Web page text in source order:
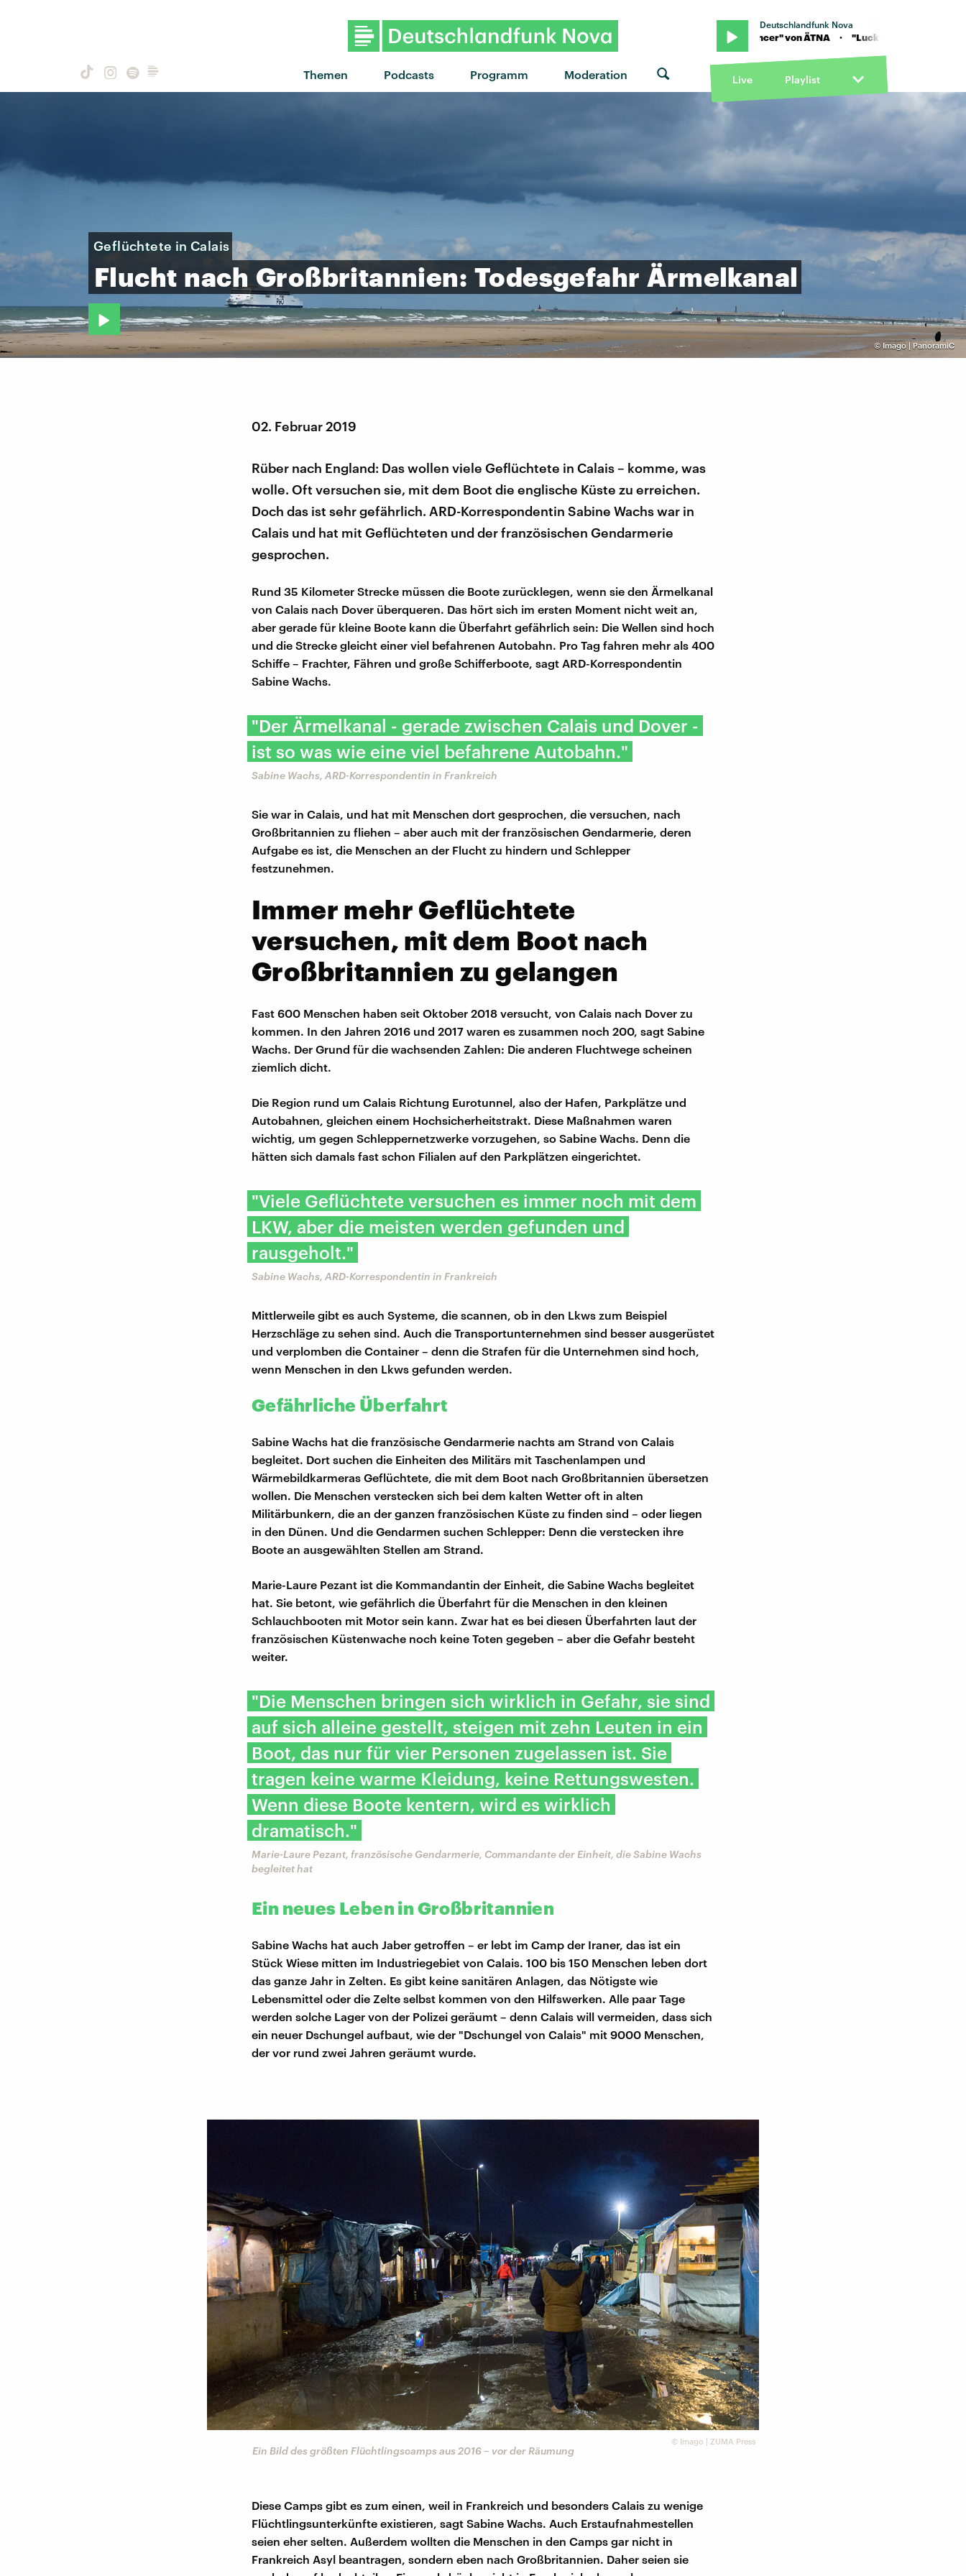
Themen Podcasts Programm Moderation
Deutschlandfunk Nova
"Lucky Dancer" von ÄTNA · "Lucky Dancer" von ÄTNA · "Lucky Dancer" von ÄTNA
Live Playlist
© Imago | PanoramiC
Geflüchtete in Calais
Flucht nach Großbritannien: Todesgefahr Ärmelkanal
02. Februar 2019
Rüber nach England: Das wollen viele Geflüchtete in Calais – komme, was
wolle. Oft versuchen sie, mit dem Boot die englische Küste zu erreichen.
Doch das ist sehr gefährlich. ARD-Korrespondentin Sabine Wachs war in
Calais und hat mit Geflüchteten und der französischen Gendarmerie
gesprochen.
Rund 35 Kilometer Strecke müssen die Boote zurücklegen, wenn sie den Ärmelkanal
von Calais nach Dover überqueren. Das hört sich im ersten Moment nicht weit an,
aber gerade für kleine Boote kann die Überfahrt gefährlich sein: Die Wellen sind hoch
und die Strecke gleicht einer viel befahrenen Autobahn. Pro Tag fahren mehr als 400
Schiffe – Frachter, Fähren und große Schifferboote, sagt ARD-Korrespondentin
Sabine Wachs.
"Der Ärmelkanal - gerade zwischen Calais und Dover -
ist so was wie eine viel befahrene Autobahn."
Sabine Wachs, ARD-Korrespondentin in Frankreich
Sie war in Calais, und hat mit Menschen dort gesprochen, die versuchen, nach
Großbritannien zu fliehen – aber auch mit der französischen Gendarmerie, deren
Aufgabe es ist, die Menschen an der Flucht zu hindern und Schlepper
festzunehmen.
Immer mehr Geflüchtete
versuchen, mit dem Boot nach
Großbritannien zu gelangen
Fast 600 Menschen haben seit Oktober 2018 versucht, von Calais nach Dover zu
kommen. In den Jahren 2016 und 2017 waren es zusammen noch 200, sagt Sabine
Wachs. Der Grund für die wachsenden Zahlen: Die anderen Fluchtwege scheinen
ziemlich dicht.
Die Region rund um Calais Richtung Eurotunnel, also der Hafen, Parkplätze und
Autobahnen, gleichen einem Hochsicherheitstrakt. Diese Maßnahmen waren
wichtig, um gegen Schleppernetzwerke vorzugehen, so Sabine Wachs. Denn die
hätten sich damals fast schon Filialen auf den Parkplätzen eingerichtet.
"Viele Geflüchtete versuchen es immer noch mit dem
LKW, aber die meisten werden gefunden und
rausgeholt."
Sabine Wachs, ARD-Korrespondentin in Frankreich
Mittlerweile gibt es auch Systeme, die scannen, ob in den Lkws zum Beispiel
Herzschläge zu sehen sind. Auch die Transportunternehmen sind besser ausgerüstet
und verplomben die Container – denn die Strafen für die Unternehmen sind hoch,
wenn Menschen in den Lkws gefunden werden.
Gefährliche Überfahrt
Sabine Wachs hat die französische Gendarmerie nachts am Strand von Calais
begleitet. Dort suchen die Einheiten des Militärs mit Taschenlampen und
Wärmebildkarmeras Geflüchtete, die mit dem Boot nach Großbritannien übersetzen
wollen. Die Menschen verstecken sich bei dem kalten Wetter oft in alten
Militärbunkern, die an der ganzen französischen Küste zu finden sind – oder liegen
in den Dünen. Und die Gendarmen suchen Schlepper: Denn die verstecken ihre
Boote an ausgewählten Stellen am Strand.
Marie-Laure Pezant ist die Kommandantin der Einheit, die Sabine Wachs begleitet
hat. Sie betont, wie gefährlich die Überfahrt für die Menschen in den kleinen
Schlauchbooten mit Motor sein kann. Zwar hat es bei diesen Überfahrten laut der
französischen Küstenwache noch keine Toten gegeben – aber die Gefahr besteht
weiter.
"Die Menschen bringen sich wirklich in Gefahr, sie sind
auf sich alleine gestellt, steigen mit zehn Leuten in ein
Boot, das nur für vier Personen zugelassen ist. Sie
tragen keine warme Kleidung, keine Rettungswesten.
Wenn diese Boote kentern, wird es wirklich
dramatisch."
Marie-Laure Pezant, französische Gendarmerie, Commandante der Einheit, die Sabine Wachs
begleitet hat
Ein neues Leben in Großbritannien
Sabine Wachs hat auch Jaber getroffen – er lebt im Camp der Iraner, das ist ein
Stück Wiese mitten im Industriegebiet von Calais. 100 bis 150 Menschen leben dort
das ganze Jahr in Zelten. Es gibt keine sanitären Anlagen, das Nötigste wie
Lebensmittel oder die Zelte selbst kommen von den Hilfswerken. Alle paar Tage
werden solche Lager von der Polizei geräumt – denn Calais will vermeiden, dass sich
ein neuer Dschungel aufbaut, wie der "Dschungel von Calais" mit 9000 Menschen,
der vor rund zwei Jahren geräumt wurde.
© Imago | ZUMA Press
Ein Bild des größten Flüchtlingscamps aus 2016 – vor der Räumung
Diese Camps gibt es zum einen, weil in Frankreich und besonders Calais zu wenige
Flüchtlingsunterkünfte existieren, sagt Sabine Wachs. Auch Erstaufnahmestellen
seien eher selten. Außerdem wollten die Menschen in den Camps gar nicht in
Frankreich Asyl beantragen, sondern eben nach Großbritannien. Daher seien sie